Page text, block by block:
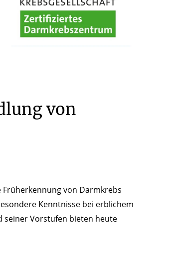
von
von Darmkrebs
Kenntnisse bei erblichem
seiner Vorstufen bieten heute